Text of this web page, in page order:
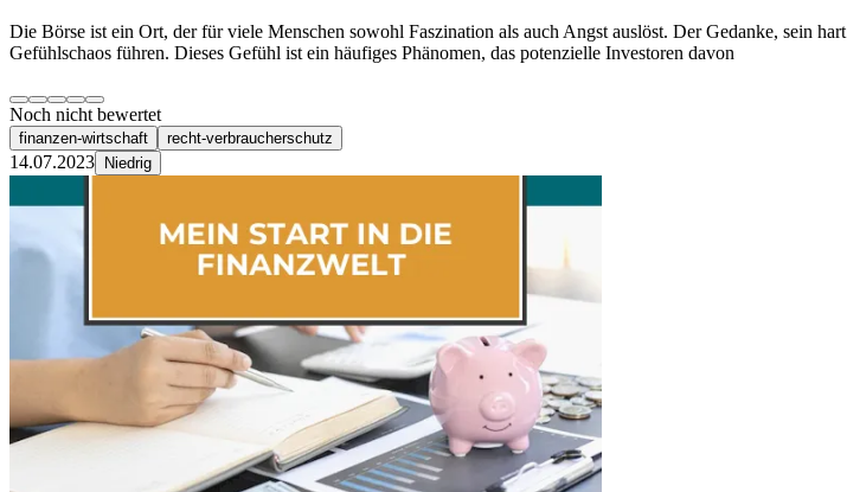
Die Börse ist ein Ort, der für viele Menschen sowohl Faszination als auch Angst auslöst. Der Gedanke, sein
Gefühlschaos führen. Dieses Gefühl ist ein häufiges Phänomen, das potenzielle Investoren davon
Noch nicht bewertet
finanzen-wirtschaft recht-verbraucherschutz
14.07.2023 Niedrig